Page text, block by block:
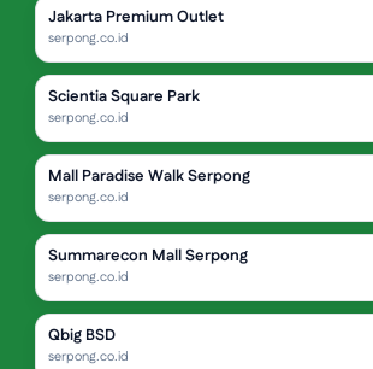
Jakarta Premium Outlet
serpong.co.id
Scientia Square Park
serpong.co.id
Mall Paradise Walk Serpong
serpong.co.id
Summarecon Mall Serpong
serpong.co.id
Qbig BSD
serpong.co.id